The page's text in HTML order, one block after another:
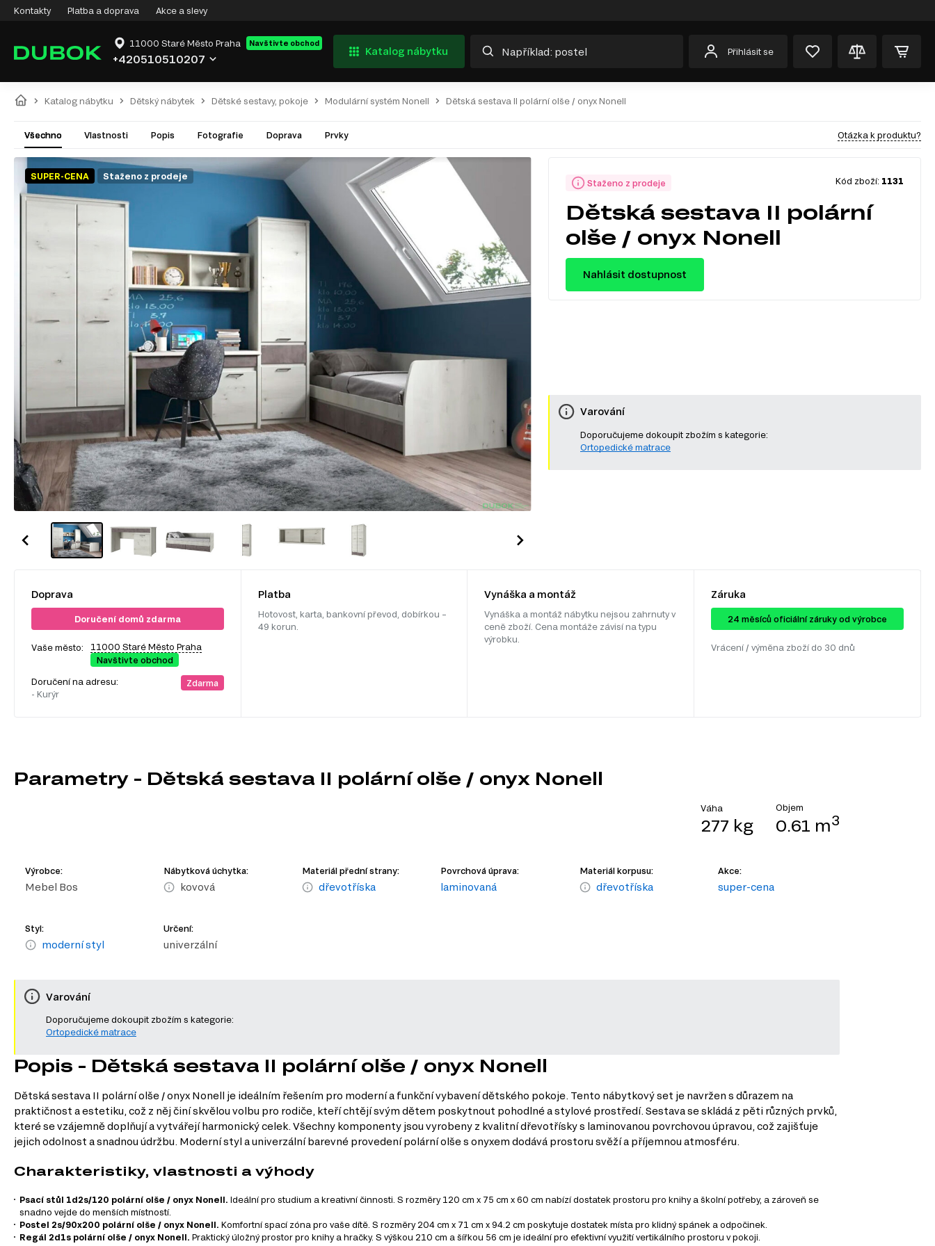
Kontakty Platba a doprava Akce a slevy
11000 Staré Město Praha Navštivte obchod
+420510510207
Katalog nábytku Přihlásit se
Katalog nábytku Dětský nábytek Dětské sestavy, pokoje Modulární systém Nonell Dětská sestava II polární olše / onyx Nonell
Všechno Vlastnosti Popis Fotografie Doprava Prvky Otázka k produktu?
SUPER-CENA Staženo z prodeje
Staženo z prodeje Kód zboží: 1131
Dětská sestava II polární
olše / onyx Nonell
Nahlásit dostupnost
Varování
Doporučujeme dokoupit zbožím s kategorie:
Ortopedické matrace
Doprava
Doručení domů zdarma
Vaše město:
11000 Staré Město Praha
Navštivte obchod
Doručení na adresu:
- Kurýr
Zdarma
Platba
Hotovost, karta, bankovní převod, dobírkou –
49 korun.
Vynáška a montáž
Vynáška a montáž nábytku nejsou zahrnuty v
ceně zboží. Cena montáže závisí na typu
výrobku.
Záruka
24 ​​​​měsíců oficiální záruky od výrobce
Vrácení / výměna zboží do 30 dnů
Parametry - Dětská sestava II polární olše / onyx Nonell
Váha
277 kg
Objem
0.61 m3
Výrobce:
Mebel Bos
Nábytková úchytka:
kovová
Materiál přední strany:
dřevotříska
Povrchová úprava:
laminovaná
Materiál korpusu:
dřevotříska
Akce:
super-cena
Styl:
moderní styl
Určení:
univerzální
Varování
Doporučujeme dokoupit zbožím s kategorie:
Ortopedické matrace
Popis - Dětská sestava II polární olše / onyx Nonell
Dětská sestava II polární olše / onyx Nonell je ideálním řešením pro moderní a funkční vybavení dětského pokoje. Tento nábytkový set je navržen s důrazem na
praktičnost a estetiku, což z něj činí skvělou volbu pro rodiče, kteří chtějí svým dětem poskytnout pohodlné a stylové prostředí. Sestava se skládá z pěti různých prvků,
které se vzájemně doplňují a vytvářejí harmonický celek. Všechny komponenty jsou vyrobeny z kvalitní dřevotřísky s laminovanou povrchovou úpravou, což zajišťuje
jejich odolnost a snadnou údržbu. Moderní styl a univerzální barevné provedení polární olše s onyxem dodává prostoru svěží a příjemnou atmosféru.
Charakteristiky, vlastnosti a výhody
Psací stůl 1d2s/120 polární olše / onyx Nonell. Ideální pro studium a kreativní činnosti. S rozměry 120 cm x 75 cm x 60 cm nabízí dostatek prostoru pro knihy a školní potřeby, a zároveň se
snadno vejde do menších místností.
Postel 2s/90x200 polární olše / onyx Nonell. Komfortní spací zóna pro vaše dítě. S rozměry 204 cm x 71 cm x 94.2 cm poskytuje dostatek místa pro klidný spánek a odpočinek.
Regál 2d1s polární olše / onyx Nonell. Praktický úložný prostor pro knihy a hračky. S výškou 210 cm a šířkou 56 cm je ideální pro efektivní využití vertikálního prostoru v pokoji.